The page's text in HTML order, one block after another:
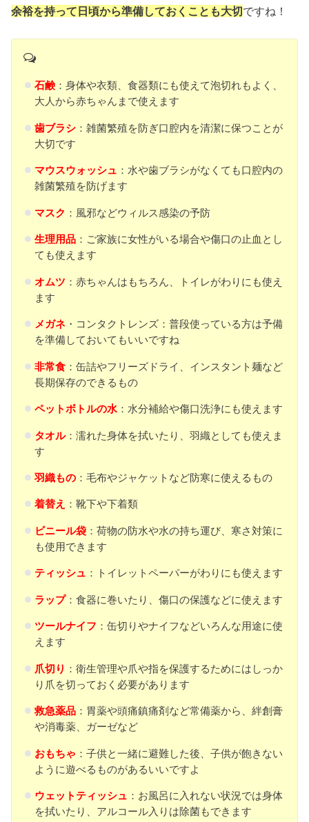
余裕を持って日頃から準備しておくことも大切ですね！
石鹸：身体や衣類、食器類にも使えて泡切れもよく、
大人から赤ちゃんまで使えます
歯ブラシ：雑菌繁殖を防ぎ口腔内を清潔に保つことが
大切です
マウスウォッシュ ：水や歯ブラシがなくても口腔内の
雑菌繁殖を防げます
マスク ：風邪などウィルス感染の予防
生理用品：ご家族に女性がいる場合や傷口の止血とし
ても使えます
オムツ ：赤ちゃんはもちろん、トイレがわりにも使え
ます
メガネ・コンタクトレンズ：普段使っている方は予備
を準備しておいてもいいですね
非常食：缶詰やフリーズドライ、インスタント麺など
長期保存のできるもの
ペットボトルの水：水分補給や傷口洗浄にも使えます
タオル：濡れた身体を拭いたり、羽織としても使えま
す
羽織もの：毛布やジャケットなど防寒に使えるもの
着替え ：靴下や下着類
ビニール袋：荷物の防水や水の持ち運び、寒さ対策に
も使用できます
ティッシュ ：トイレットペーパーがわりにも使えます
ラップ：食器に巻いたり、傷口の保護などに使えます
ツールナイフ ：缶切りやナイフなどいろんな用途に使
えます
爪切り ：衛生管理や爪や指を保護するためにはしっか
り爪を切っておく必要があります
救急薬品：胃薬や頭痛鎮痛剤など常備薬から、絆創膏
や消毒薬、ガーゼなど
おもちゃ ：子供と一緒に避難した後、子供が飽きない
ように遊べるものがあるいいですよ
ウェットティッシュ ：お風呂に入れない状況では身体
を拭いたり、アルコール入りは除菌もできます